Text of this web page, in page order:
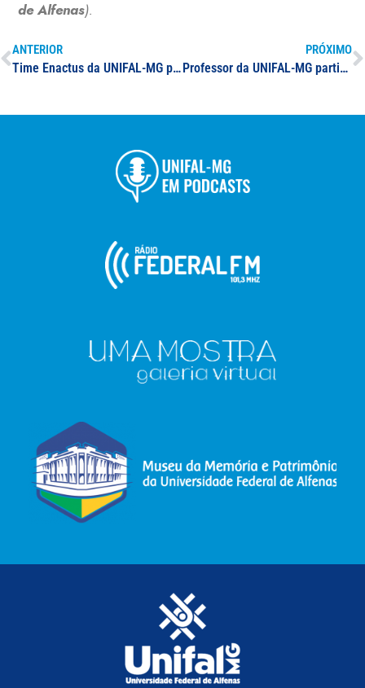
de Alfenas).
ANTERIOR
Time Enactus da UNIFAL-MG participa de evento nacional da rede em São Paulo
PRÓXIMO
Professor da UNIFAL-MG participa de reportagem da EPTV sobre popularização dos bancos digitais